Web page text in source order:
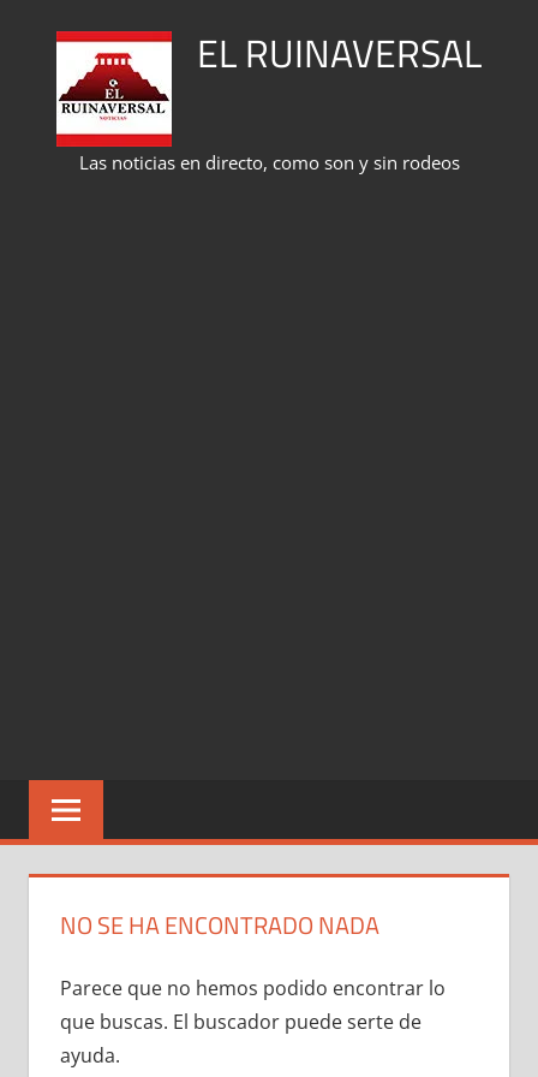
contenido
EL RUINAVERSAL
Las noticias en directo, como son y sin rodeos
NO SE HA ENCONTRADO NADA
Parece que no hemos podido encontrar lo
que buscas. El buscador puede serte de
ayuda.